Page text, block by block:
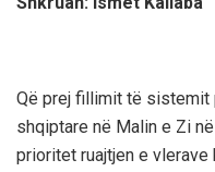
Që prej fillimit të
shqiptare në Malin e Zi
prioritet ruajtjen e